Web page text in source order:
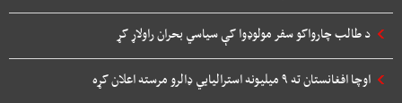
د طالب چارواکو سفر مولوډوا کې سیاسي بحران راولاړ کړ
اوچا افغانستان ته ۹ میلیونه استرالیایي ډالرو مرسته اعلان کړه